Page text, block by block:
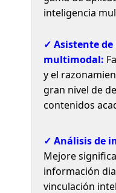
inteligencia
✓ Asistente
multimodal:
y el
gran nivel de
contenidos
✓ Análisis de
Mejore
información
vinculación